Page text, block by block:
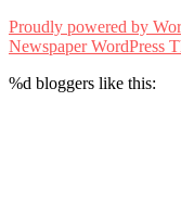
Proudly powered by
Newspaper WordPress
%d bloggers like this: